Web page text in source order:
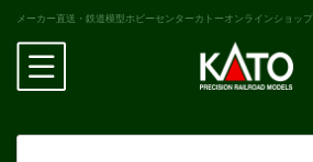
メーカー直送・鉄道模型ホビーセンターカトーオンラインショップ